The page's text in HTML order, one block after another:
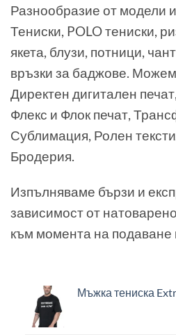
Разнообразие от модели
Тениски, POLO тениски,
якета, блузи, потници,
връзки за баджове.
Директен дигитален
Флекс и Флок печат,
Сублимация, Ролен
Бродерия.
Изпълняваме бързи и
зависимост от
към момента на подаване
Мъжка тениска